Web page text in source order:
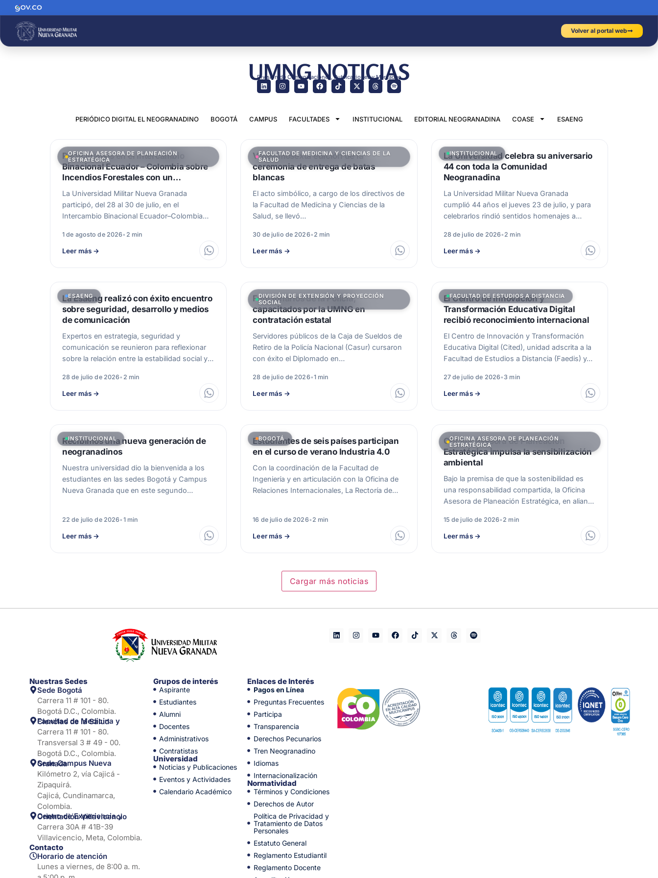
Volver al portal web
UMNG NOTICIAS
División de Comunicaciones, Publicaciones y Mercadeo
PERIÓDICO DIGITAL EL NEOGRANADINO BOGOTÁ CAMPUS FACULTADES INSTITUCIONAL EDITORIAL NEOGRANADINA COASE ESAENG
OFICINA ASESORA DE PLANEACIÓN
ESTRATÉGICA
Participamos en el Intercambio
Binacional Ecuador – Colombia sobre
Incendios Forestales con un
La Universidad Militar Nueva Granada
participó, del 28 al 30 de julio, en el
Intercambio Binacional Ecuador–Colombia
1 de agosto de 2026• 2 min
Leer más →
FACULTAD DE MEDICINA Y CIENCIAS DE LA
SALUD
Vigesimosexta edición de la
ceremonia de entrega de batas
blancas
El acto simbólico, a cargo de los directivos de
la Facultad de Medicina y Ciencias de la
Salud, se llevó…
30 de julio de 2026• 2 min
Leer más →
INSTITUCIONAL
La Universidad celebra su aniversario
44 con toda la Comunidad
Neogranadina
La Universidad Militar Nueva Granada
cumplió 44 años el jueves 23 de julio, y para
celebrarlos rindió sentidos homenajes a…
28 de julio de 2026• 2 min
Leer más →
ESAENG
La Esaeng realizó con éxito encuentro
sobre seguridad, desarrollo y medios
de comunicación
Expertos en estrategia, seguridad y
comunicación se reunieron para reflexionar
sobre la relación entre la estabilidad social y
28 de julio de 2026• 2 min
Leer más →
DIVISIÓN DE EXTENSIÓN Y PROYECCIÓN
SOCIAL
Funcionarios de la Policía,
capacitados por la UMNG en
contratación estatal
Servidores públicos de la Caja de Sueldos de
Retiro de la Policía Nacional (Casur) cursaron
con éxito el Diplomado en…
28 de julio de 2026•1 min
Leer más →
FACULTAD DE ESTUDIOS A DISTANCIA
El Centro de Innovación y
Transformación Educativa Digital
recibió reconocimiento internacional
El Centro de Innovación y Transformación
Educativa Digital (Cited), unidad adscrita a la
Facultad de Estudios a Distancia (Faedis) y…
27 de julio de 2026• 3 min
Leer más →
INSTITUCIONAL
Recibimos una nueva generación de
neogranadinos
Nuestra universidad dio la bienvenida a los
estudiantes en las sedes Bogotá y Campus
Nueva Granada que en este segundo…
22 de julio de 2026• 1 min
Leer más →
BOGOTÁ
Estudiantes de seis países participan
en el curso de verano Industria 4.0
Con la coordinación de la Facultad de
Ingeniería y en articulación con la Oficina de
Relaciones Internacionales, La Rectoría de…
16 de julio de 2026• 2 min
Leer más →
OFICINA ASESORA DE PLANEACIÓN
ESTRATÉGICA
Oficina Asesora de Planeación
Estratégica impulsa la sensibilización
ambiental
Bajo la premisa de que la sostenibilidad es
una responsabilidad compartida, la Oficina
Asesora de Planeación Estratégica, en alianza
15 de julio de 2026• 2 min
Leer más →
Cargar más noticias
Nuestras Sedes
Sede Bogotá
Carrera 11 # 101 - 80.
Bogotá D.C., Colombia.
Facultad de Medicina y Ciencias de la Salud
Carrera 11 # 101 - 80.
Transversal 3 # 49 - 00.
Bogotá D.C., Colombia.
Sede Campus Nueva Granada
Kilómetro 2, vía Cajicá -
Zipaquirá.
Cajicá, Cundinamarca,
Colombia.
Centro de Experiencia y Orientación Villavicencio
Carrera 30A # 41B-39
Villavicencio, Meta, Colombia.
Contacto
Horario de atención
Lunes a viernes, de 8:00 a. m.
Grupos de interés
Aspirante
Estudiantes
Alumni
Docentes
Administrativos
Contratistas
Universidad
Noticias y Publicaciones
Eventos y Actividades
Calendario Académico
Enlaces de Interés
Pagos en Línea
Preguntas Frecuentes
Participa
Transparencia
Derechos Pecunarios
Tren Neogranadino
Idiomas
Internacionalización
Normatividad
Términos y Condiciones
Derechos de Autor
Política de Privacidad y
Tratamiento de Datos
Personales
Estatuto General
Reglamento Estudiantil
Reglamento Docente